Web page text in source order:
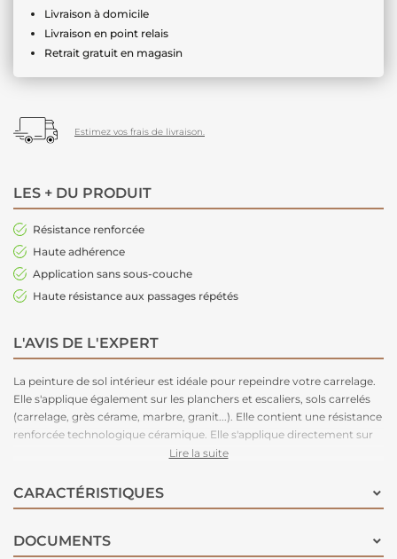
Livraison à domicile
Livraison en point relais
Retrait gratuit en magasin
Estimez vos frais de livraison.
LES + DU PRODUIT
Résistance renforcée
Haute adhérence
Application sans sous-couche
Haute résistance aux passages répétés
L'AVIS DE L'EXPERT
La peinture de sol intérieur est idéale pour repeindre votre carrelage.
Elle s'applique également sur les planchers et escaliers, sols carrelés
(carrelage, grès cérame, marbre, granit...). Elle contient une résistance
renforcée technologique céramique. Elle s'applique directement sur
vos surfaces sans sous-couche, très bonne résistance aux passages et
séchage complet = 24 heures.
Lire la suite
CARACTÉRISTIQUES
DOCUMENTS